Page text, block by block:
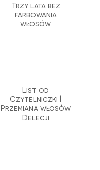
Trzy lata bez
farbowania
włosów
List od
Czytelniczki |
Przemiana włosów
Delecji